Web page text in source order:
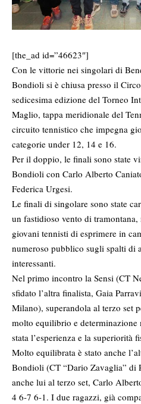
[the_ad id=”46623″]
Con le vittorie nei singolari di
Bondioli si è chiusa presso il
sedicesima edizione del Torneo
Maglio, tappa meridionale del
circuito tennistico che impegna
categorie under 12, 14 e 16.
Per il doppio, le finali sono state
Bondioli con Carlo Alberto
Federica Urgesi.
Le finali di singolare sono state
un fastidioso vento di
giovani tennisti di esprimere in
numeroso pubblico sugli spalti di
interessanti.
Nel primo incontro la Sensi (CT
sfidato l’altra finalista, Gaia
Milano), superandola al terzo set
molto equilibrio e determinazione
stata l’esperienza e la superiorità
Molto equilibrata è stato anche
Bondioli (CT “Dario Zavaglia” di
anche lui al terzo set, Carlo
4 6-7 6-1. I due ragazzi, già